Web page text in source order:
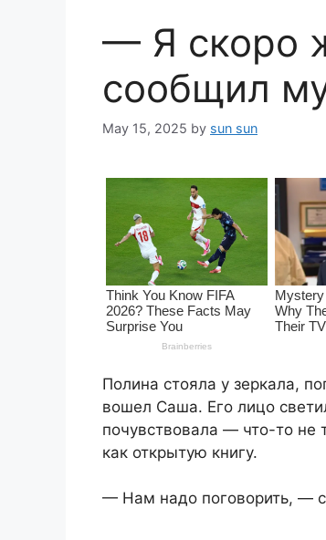
— Я скоро
сообщил
May 15, 2025 by sun sun
Полина стояла у зеркала,
вошел Саша. Его лицо
почувствовала — что-то не
как открытую книгу.
— Нам надо поговорить, —